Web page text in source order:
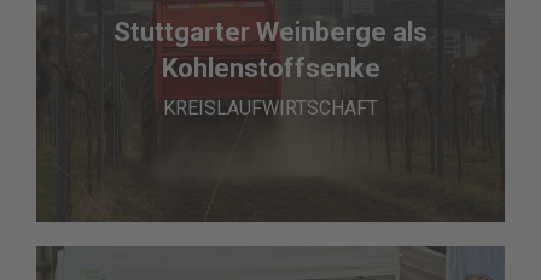
Stuttgarter Weinberge als
Kohlenstoffsenke
KREISLAUFWIRTSCHAFT